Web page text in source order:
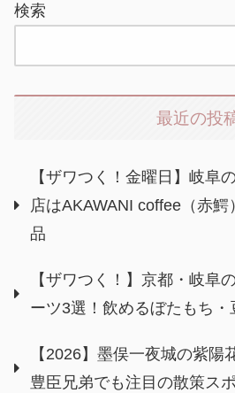
検索
最近の投
【ザワつく！金曜日】岐阜
店はAKAWANI coffee（赤
品
【ザワつく！】京都・岐阜
ーツ3選！飲めるぼたもち・
【2026】墨俣一夜城の紫陽
豊臣兄弟でも注目の散策ス